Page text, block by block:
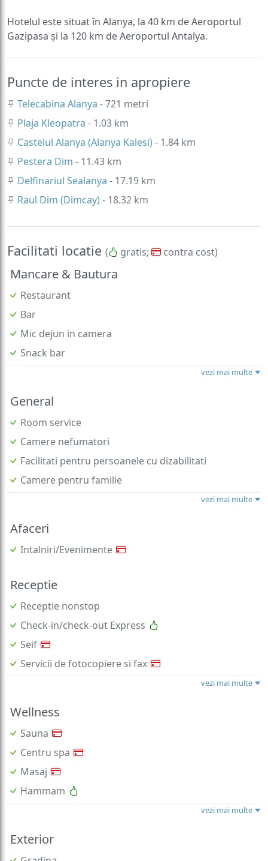
Hotelul este situat în Alanya, la 40 km de Aeroportul
Gazipasa și la 120 km de Aeroportul Antalya.
Puncte de interes in apropiere
Telecabina Alanya - 721 metri
Plaja Kleopatra - 1.03 km
Castelul Alanya (Alanya Kalesi)- 1.84 km
Pestera Dim - 11.43 km
Delfinariul Sealanya - 17.19 km
Raul Dim (Dimcay)- 18.32 km
Facilitati locatie ( gratis; contra cost)
Mancare & Bautura
Restaurant
Bar
Mic dejun in camera
Snack bar
vezi mai multe
General
Room service
Camere nefumatori
Facilitati pentru persoanele cu dizabilitati
Camere pentru familie
vezi mai multe
Afaceri
Intalniri/Evenimente
Receptie
Receptie nonstop
Check-in/check-out Express
Seif
Servicii de fotocopiere si fax
vezi mai multe
Wellness
Sauna
Centru spa
Masaj
Hammam
vezi mai multe
Exterior